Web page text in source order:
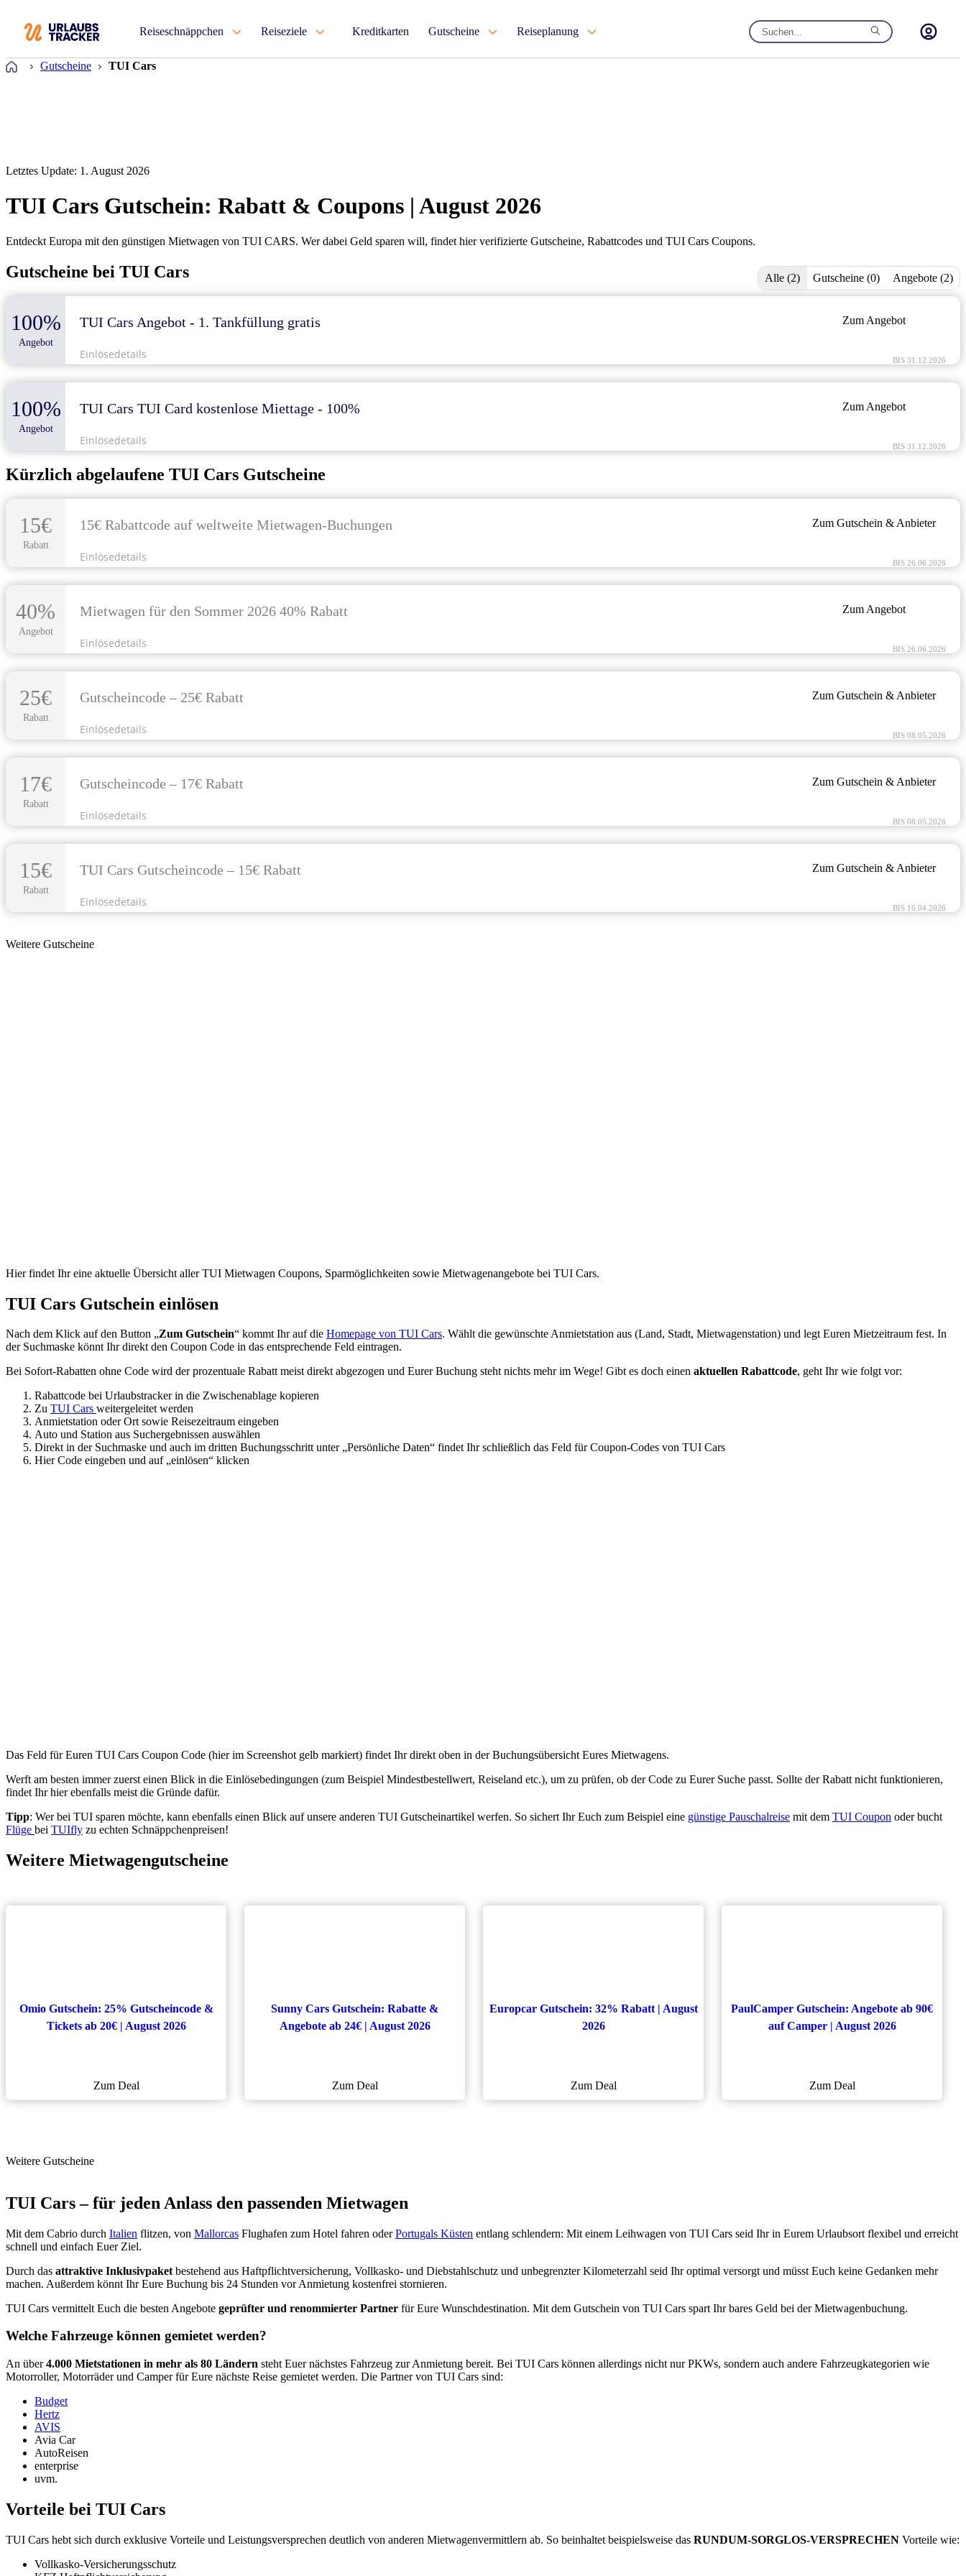
Reiseschnäppchen Reiseziele Kreditkarten Gutscheine Reiseplanung
Startseite
Gutscheine TUI Cars
Letztes Update: 1. August 2026
TUI Cars Gutschein: Rabatt & Coupons | August 2026
Entdeckt Europa mit den günstigen Mietwagen von TUI CARS. Wer dabei Geld sparen will, findet hier verifizierte Gutscheine, Rabattcodes und TUI Cars Coupons.
Alle (2) Gutscheine (0) Angebote (2)
Gutscheine bei TUI Cars
100%
Angebot
TUI Cars Angebot - 1. Tankfüllung gratis Zum Angebot
BIS 31.12.2026
Einlösedetails
100%
Angebot
TUI Cars TUI Card kostenlose Miettage - 100% Zum Angebot
BIS 31.12.2026
Einlösedetails
Kürzlich abgelaufene TUI Cars Gutscheine
15€
Rabatt
15€ Rabattcode auf weltweite Mietwagen-Buchungen Zum Gutschein & Anbieter
BIS 26.06.2026
Einlösedetails
40%
Angebot
Mietwagen für den Sommer 2026 40% Rabatt Zum Angebot
BIS 26.06.2026
Einlösedetails
25€
Rabatt
Gutscheincode – 25€ Rabatt Zum Gutschein & Anbieter
BIS 08.05.2026
Einlösedetails
17€
Rabatt
Gutscheincode – 17€ Rabatt Zum Gutschein & Anbieter
BIS 08.05.2026
Einlösedetails
15€
Rabatt
TUI Cars Gutscheincode – 15€ Rabatt Zum Gutschein & Anbieter
BIS 16.04.2026
Einlösedetails
Weitere Gutscheine
Hier findet Ihr eine aktuelle Übersicht aller TUI Mietwagen Coupons, Sparmöglichkeiten sowie Mietwagenangebote bei TUI Cars.
TUI Cars Gutschein einlösen
Nach dem Klick auf den Button „Zum Gutschein“ kommt Ihr auf die Homepage von TUI Cars. Wählt die gewünschte Anmietstation aus (Land, Stadt, Mietwagenstation) und legt Euren Mietzeitraum fest. In
der Suchmaske könnt Ihr direkt den Coupon Code in das entsprechende Feld eintragen.
Bei Sofort-Rabatten ohne Code wird der prozentuale Rabatt meist direkt abgezogen und Eurer Buchung steht nichts mehr im Wege! Gibt es doch einen aktuellen Rabattcode, geht Ihr wie folgt vor:
Rabattcode bei Urlaubstracker in die Zwischenablage kopieren
Zu TUI Cars weitergeleitet werden
Anmietstation oder Ort sowie Reisezeitraum eingeben
Auto und Station aus Suchergebnissen auswählen
Direkt in der Suchmaske und auch im dritten Buchungsschritt unter „Persönliche Daten“ findet Ihr schließlich das Feld für Coupon-Codes von TUI Cars
Hier Code eingeben und auf „einlösen“ klicken
Das Feld für Euren TUI Cars Coupon Code (hier im Screenshot gelb markiert) findet Ihr direkt oben in der Buchungsübersicht Eures Mietwagens.
Werft am besten immer zuerst einen Blick in die Einlösebedingungen (zum Beispiel Mindestbestellwert, Reiseland etc.), um zu prüfen, ob der Code zu Eurer Suche passt. Sollte der Rabatt nicht funktionieren,
findet Ihr hier ebenfalls meist die Gründe dafür.
Tipp: Wer bei TUI sparen möchte, kann ebenfalls einen Blick auf unsere anderen TUI Gutscheinartikel werfen. So sichert Ihr Euch zum Beispiel eine günstige Pauschalreise mit dem TUI Coupon oder bucht
Flüge bei TUIfly zu echten Schnäppchenpreisen!
Weitere Mietwagengutscheine
Omio Gutschein: 25% Gutscheincode &
Tickets ab 20€ | August 2026
Zum Deal
Sunny Cars Gutschein: Rabatte &
Angebote ab 24€ | August 2026
Zum Deal
Europcar Gutschein: 32% Rabatt | August
2026
Zum Deal
PaulCamper Gutschein: Angebote ab 90€
auf Camper | August 2026
Zum Deal
Weitere Gutscheine
TUI Cars – für jeden Anlass den passenden Mietwagen
Mit dem Cabrio durch Italien flitzen, von Mallorcas Flughafen zum Hotel fahren oderPortugals Küsten entlang schlendern: Mit einem Leihwagen von TUI Cars seid Ihr in Eurem Urlaubsort flexibel und erreicht
schnell und einfach Euer Ziel.
Durch das attraktive Inklusivpaket bestehend aus Haftpflichtversicherung, Vollkasko- und Diebstahlschutz und unbegrenzter Kilometerzahl seid Ihr optimal versorgt und müsst Euch keine Gedanken mehr
machen. Außerdem könnt Ihr Eure Buchung bis 24 Stunden vor Anmietung kostenfrei stornieren.
TUI Cars vermittelt Euch die besten Angebote geprüfter und renommierter Partner für Eure Wunschdestination. Mit dem Gutschein von TUI Cars spart Ihr bares Geld bei der Mietwagenbuchung.
Welche Fahrzeuge können gemietet werden?
An über4.000 Mietstationen in mehr als 80 Ländern steht Euer nächstes Fahrzeug zur Anmietung bereit. Bei TUI Cars können allerdings nicht nur PKWs, sondern auch andere Fahrzeugkategorien wie
Motorroller, Motorräder und Camper für Eure nächste Reise gemietet werden. Die Partner von TUI Cars sind:
Budget
Hertz
AVIS
Avia Car
AutoReisen
enterprise
uvm.
Vorteile bei TUI Cars
TUI Cars hebt sich durch exklusive Vorteile und Leistungsversprechen deutlich von anderen Mietwagenvermittlern ab. So beinhaltet beispielsweise das RUNDUM-SORGLOS-VERSPRECHEN Vorteile wie:
Vollkasko-Versicherungsschutz